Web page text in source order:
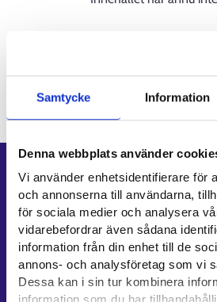
Samtycke Information
Denna webbplats använder
Vi använder enhetsidentifierare för
och annonserna till användarna,
för sociala medier och analysera
vidarebefordrar även sådana
information från din enhet till de
annons- och analysföretag som vi
Dessa kan i sin tur kombinera
Evenemang på
Innehållet har ännu
Genvägar
E-tjänster
Min karriärstig
Jobbsökningsprofil
Lediga arbetsplatser
Information och aktuellt på andra